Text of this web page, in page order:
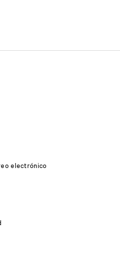
electrónico